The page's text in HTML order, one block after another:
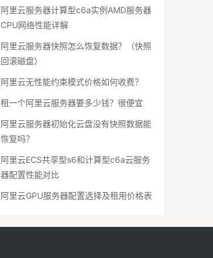
阿里云服务器计算型c6a实例AMD服务器
CPU网络性能详解
阿里云服务器快照怎么恢复数据？（快照
回滚磁盘）
阿里云无性能约束模式价格如何收费？
租一个阿里云服务器要多少钱？很便宜
阿里云服务器初始化云盘没有快照数据能
恢复吗？
阿里云ECS共享型s6和计算型c6a云服务
器配置性能对比
阿里云GPU服务器配置选择及租用价格表